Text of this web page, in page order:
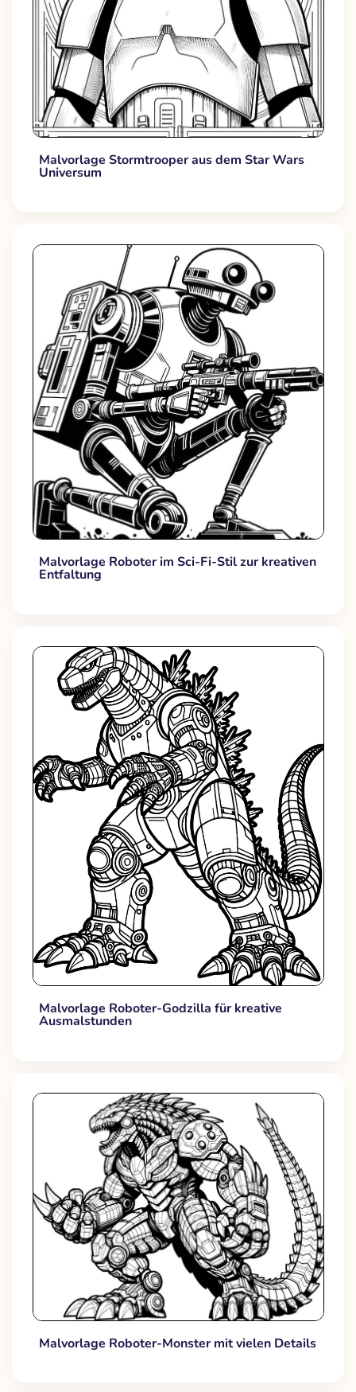
Malvorlage Stormtrooper aus dem Star Wars
Universum
Malvorlage Roboter im Sci-Fi-Stil zur kreativen
Entfaltung
Malvorlage Roboter-Godzilla für kreative
Ausmalstunden
Malvorlage Roboter-Monster mit vielen Details